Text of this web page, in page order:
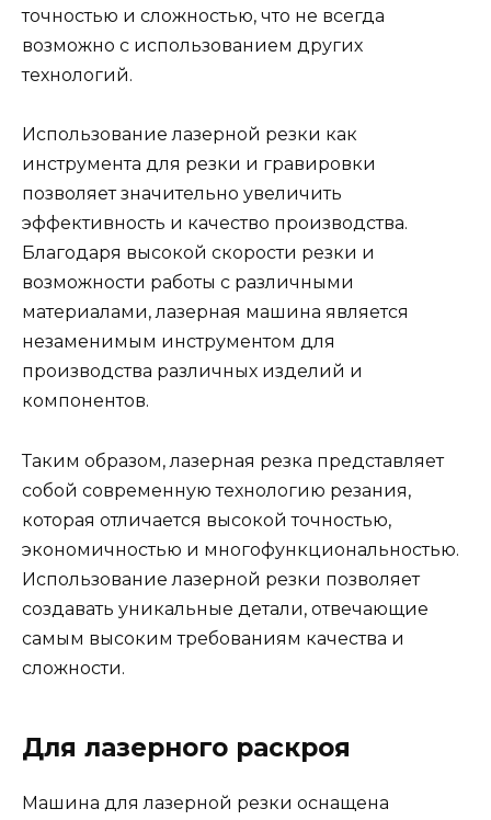
точностью и сложностью, что не всегда
возможно с использованием других
технологий.
Использование лазерной резки как
инструмента для резки и гравировки
позволяет значительно увеличить
эффективность и качество производства.
Благодаря высокой скорости резки и
возможности работы с различными
материалами, лазерная машина является
незаменимым инструментом для
производства различных изделий и
компонентов.
Таким образом, лазерная резка представляет
собой современную технологию резания,
которая отличается высокой точностью,
экономичностью и многофункциональностью.
Использование лазерной резки позволяет
создавать уникальные детали, отвечающие
самым высоким требованиям качества и
сложности.
Для лазерного раскроя
Машина для лазерной резки оснащена